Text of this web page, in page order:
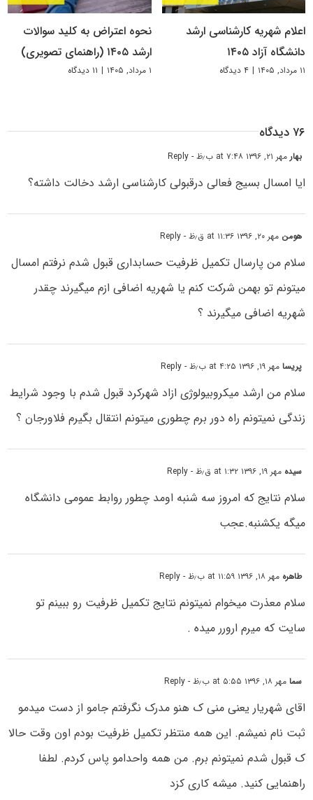
اعلام شهریه کارشناسی ارشد
دانشگاه آزاد ۱۴۰۵
۱۱ مرداد, ۱۴۰۵ | ۴ دیدگاه
نحوه اعتراض به کلید سوالات
ارشد ۱۴۰۵ (راهنمای تصویری)
۱ مرداد, ۱۴۰۵ | ۱۱ دیدگاه
۷۶ دیدگاه
بهارمهر ۲۱, ۱۳۹۶ at ۷:۴۸ ب٫ظ - Reply
ایا امسال بسیج فعالی درقبولی کارشناسی ارشد دخالت داشته؟
هومن مهر ۲۰, ۱۳۹۶ at ۱۱:۳۶ ق٫ظ - Reply
سلام من پارسال تکمیل ظرفیت حسابداری قبول شدم نرفتم امسال
میتونم تو بهمن شرکت کنم یا شهریه اضافی ازم میگیرند چقدر
شهریه اضافی میگیرند ؟
پریسامهر ۱۹, ۱۳۹۶ at ۴:۲۵ ب٫ظ - Reply
سلام من ارشد میکروبیولوژی ازاد شهرکرد قبول شدم با وجود شرایط
زندگی نمیتونم راه دور برم چطوری میتونم انتقال بگیرم فلاورجان ؟
سیده مهر ۱۹, ۱۳۹۶ at ۱:۳۲ ق٫ظ - Reply
سلام نتایج که امروز سه شنبه اومد چطور روابط عمومی دانشگاه
میگه یکشنبه.عجب
طاهره مهر ۱۸, ۱۳۹۶ at ۱۱:۵۹ ب٫ظ - Reply
سلام معذرت میخوام نمیتونم نتایج تکمیل ظرفیت رو ببینم تو
سایت که میرم ارورر میده .
سمامهر ۱۸, ۱۳۹۶ at ۵:۵۵ ب٫ظ - Reply
اقای شهریار یعنی منی ک هنو مدرک نگرفتم جامو از دست میدمو
ثبت نام نمیشم. این همه منتظر تکمیل ظرفیت بودم اون وقت حالا
ک قبول شدم نمیتونم برم. من همه واحدامو پاس کردم. لطفا
راهنمایی کنید. میشه کاری کزد